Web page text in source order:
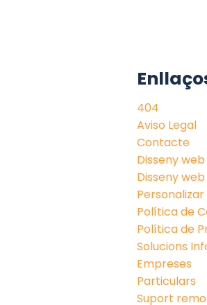
404
Aviso Legal
Contacte
Disseny web
Disseny
Personalizar
Política de
Política de
Solucions
Empreses
Particulars
Suport